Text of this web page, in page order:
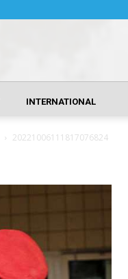
INTERNATIONAL
20221006111817076824